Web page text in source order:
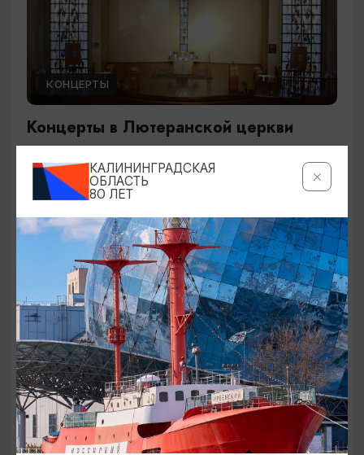
КОНЦЕРТЫ
Концерты в Лютеранской церкви
19.07.2026 - 19.08.2026, 19:00
Калининград, Евангелическо-лютеранская церковь
«Воскресения»
ОТ 250₽
ДЕТЯМ
КАЛИНИНГРАДСКАЯ
ОБЛАСТЬ
80 ЛЕТ